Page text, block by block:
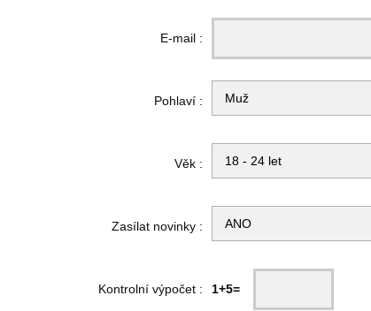
E-mail :
Pohlaví :
Věk :
Zasílat novinky :
Kontrolní výpočet : 1+5=